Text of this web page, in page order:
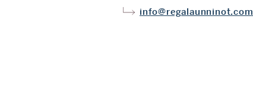
info@regalaunninot.com